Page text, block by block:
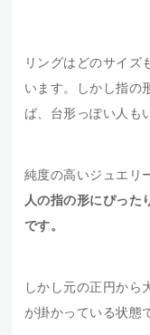
リングはどのサイズ
います。しかし指の
ば、台形っぽい人も
純度の高いジュエリ
人の指の形にぴった
です。
しかし元の正円から
が掛かっている状態